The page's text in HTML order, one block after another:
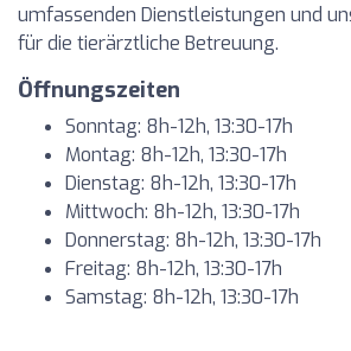
umfassenden Dienstleistungen und
für die tierärztliche Betreuung.
Öffnungszeiten
Sonntag: 8h-12h, 13:30-17h
Montag: 8h-12h, 13:30-17h
Dienstag: 8h-12h, 13:30-17h
Mittwoch: 8h-12h, 13:30-17h
Donnerstag: 8h-12h, 13:30-17h
Freitag: 8h-12h, 13:30-17h
Samstag: 8h-12h, 13:30-17h